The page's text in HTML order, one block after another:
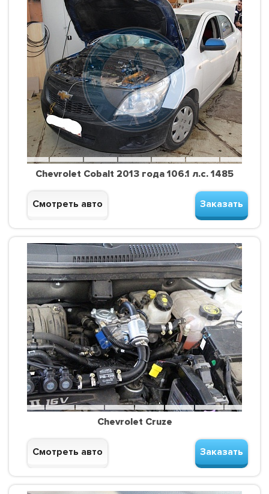
Chevrolet Cobalt 2013 года 106.1 л.с. 1485
Смотреть авто Заказать
Chevrolet Cruze
Смотреть авто Заказать